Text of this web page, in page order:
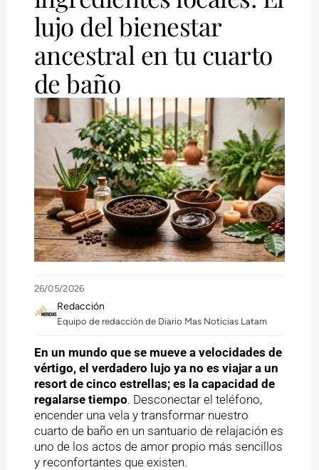
lujo del bienestar
ancestral en tu cuarto
de baño
26/05/2026
Redacción
Equipo de redacción de Diario Mas Noticias Latam
En un mundo que se mueve a velocidades de
vértigo, el verdadero lujo ya no es viajar a un
resort de cinco estrellas; es la capacidad de
regalarse tiempo. Desconectar el teléfono,
encender una vela y transformar nuestro
cuarto de baño en un santuario de relajación es
uno de los actos de amor propio más sencillos
y reconfortantes que existen.